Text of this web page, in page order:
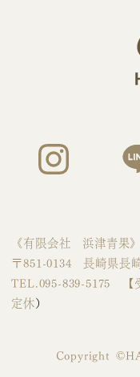
《有限会社 浜津青果》
〒851-0134 長崎県長
TEL.095-839-5175 【
定休）
Copyright